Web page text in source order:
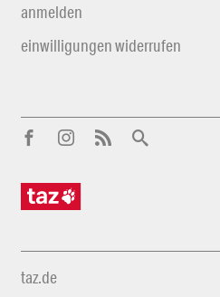
anmelden
einwilligungen widerrufen
taz.de